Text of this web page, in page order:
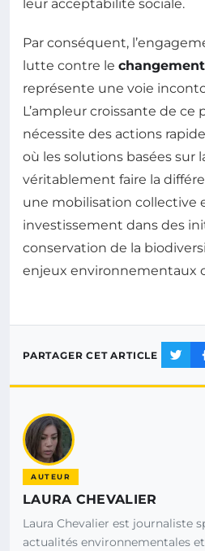
leur acceptabilité sociale.
Par conséquent,
lutte contre le
représente une voie
L’ampleur croissante de ce
nécessite des actions
où les solutions basées sur
véritablement faire la
une mobilisation collective
investissement dans des
conservation de la
enjeux environnementaux
PARTAGER CET ARTICLE
AUTEUR
LAURA CHEVALIER
Laura Chevalier est journaliste
actualités environnementales